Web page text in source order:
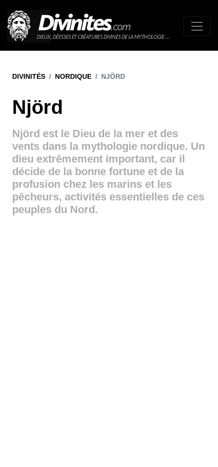
DIVINITÉS NORDIQUE NJÖRD
Njörd
Njörd est le Dieu de la mer et des
vents dans la mythologie nordique. Un
dieu extrêmement important, car il
décide de la bonne fortune et de la
profusion chez les marins et les
pêcheurs, activités essentielles de ces
peuples du Nord.